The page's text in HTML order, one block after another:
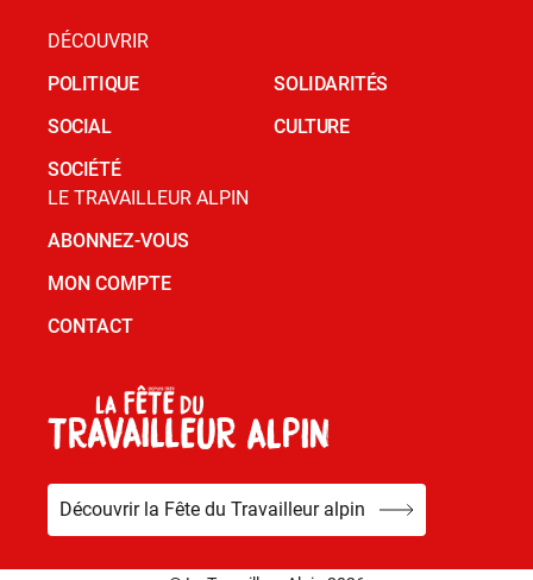
DÉCOUVRIR
POLITIQUE
SOCIAL
SOCIÉTÉ
SOLIDARITÉS
CULTURE
LE TRAVAILLEUR ALPIN
ABONNEZ-VOUS
MON COMPTE
CONTACT
Découvrir la Fête du Travailleur alpin